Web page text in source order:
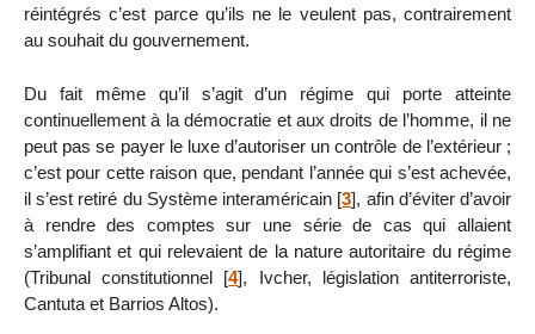
réintégrés c’est parce qu’ils ne le veulent pas, contrairement
au souhait du gouvernement.
Du fait même qu’il s’agit d’un régime qui porte atteinte
continuellement à la démocratie et aux droits de l’homme, il ne
peut pas se payer le luxe d’autoriser un contrôle de l’extérieur ;
c’est pour cette raison que, pendant l’année qui s’est achevée,
il s’est retiré du Système interaméricain [3], afin d’éviter d’avoir
à rendre des comptes sur une série de cas qui allaient
s’amplifiant et qui relevaient de la nature autoritaire du régime
(Tribunal constitutionnel [4], Ivcher, législation antiterroriste,
Cantuta et Barrios Altos).